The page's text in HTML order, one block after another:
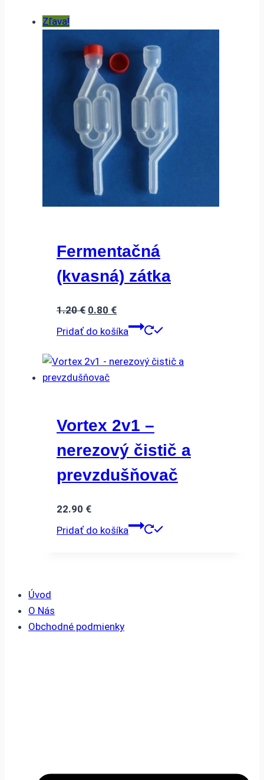
Zľava!
Fermentačná
(kvasná) zátka
1.20€ Pôvodná
cena
1.20 €.
0.80 €Aktuálna
cena
0.80 €.
Pridať do košíka
Vortex 2v1 –
nerezový čistič a
prevzdušňovač
22.90 €
Pridať do košíka
Úvod
O Nás
Obchodné podmienky